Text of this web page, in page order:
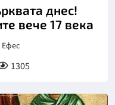
днес!
вече 17 века
1305